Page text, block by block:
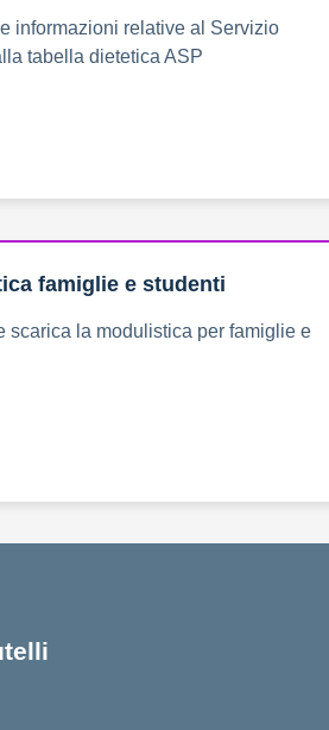
informazioni relative al Servizio
tabella dietetica ASP
famiglie e studenti
scarica la modulistica per famiglie e